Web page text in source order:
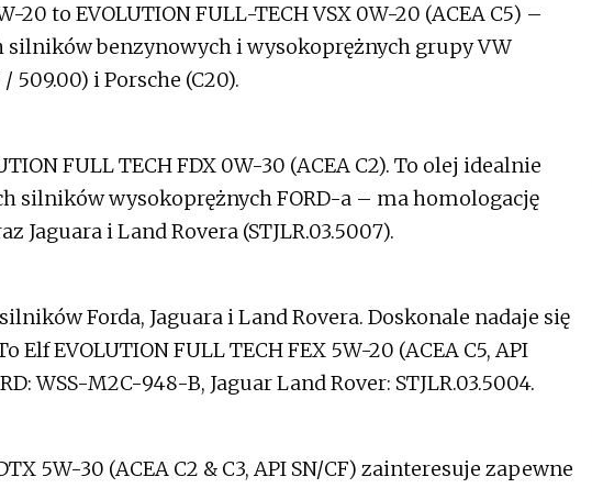
20 to EVOLUTION FULL-TECH VSX 0W-20 (ACEA C5) –
silników benzynowych i wysokoprężnych grupy VW
509.00) i Porsche (C20).
FULL TECH FDX 0W-30 (ACEA C2). To olej idealnie
silników wysokoprężnych FORD-a – ma homologację
Jaguara i Land Rovera (STJLR.03.5007).
Forda, Jaguara i Land Rovera. Doskonale nadaje się
Elf EVOLUTION FULL TECH FEX 5W-20 (ACEA C5, API
WSS-M2C-948-B, Jaguar Land Rover: STJLR.03.5004.
5W-30 (ACEA C2 & C3, API SN/CF) zainteresuje zapewne